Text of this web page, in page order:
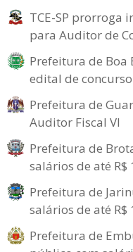
TCE-SP prorroga
para Auditor de
Prefeitura de Boa
edital de
Prefeitura de
Auditor Fiscal VI
Prefeitura de
salários de até R$
Prefeitura de
salários de até R$
Prefeitura de